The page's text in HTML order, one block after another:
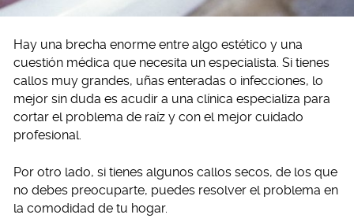
Hay una brecha enorme entre algo estético y una
cuestión médica que necesita un especialista. Si tienes
callos muy grandes, uñas enteradas o infecciones, lo
mejor sin duda es acudir a una clínica especializa para
cortar el problema de raíz y con el mejor cuidado
profesional.
Por otro lado, si tienes algunos callos secos, de los que
no debes preocuparte, puedes resolver el problema en
la comodidad de tu hogar.